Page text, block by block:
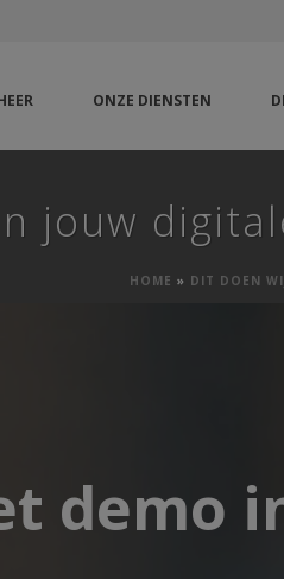
ONZE DIENSTEN
jouw
HOME » DIT DOEN
demo